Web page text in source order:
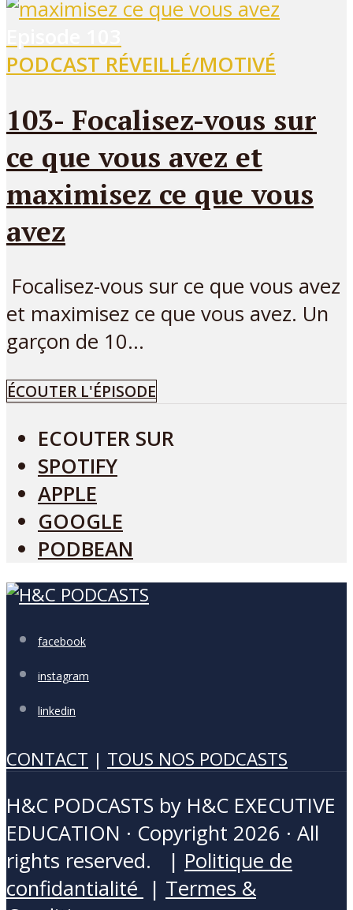
PODCAST RÉVEILLÉ/MOTIVÉ
103- Focalisez-vous sur
ce que vous avez et
maximisez ce que vous
avez
Focalisez-vous sur ce que vous avez
et maximisez ce que vous avez. Un
garçon de 10...
ÉCOUTER L'ÉPISODE
ECOUTER SUR
SPOTIFY
APPLE
GOOGLE
PODBEAN
facebook
instagram
linkedin
CONTACT | TOUS NOS PODCASTS
H&C PODCASTS by H&C EXECUTIVE
EDUCATION · Copyright 2026 · All
rights reserved. | Politique de
confidantialité | Termes &